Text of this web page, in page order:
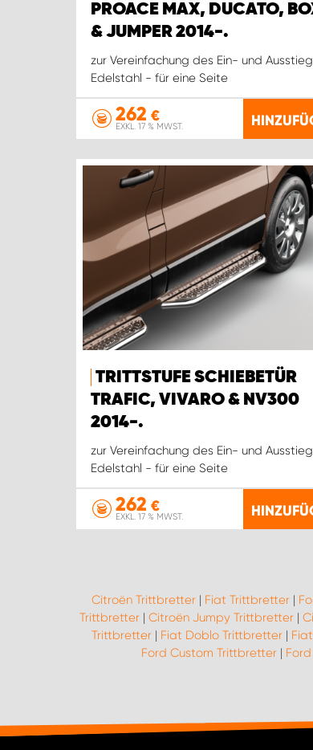
PROACE MAX, DUCATO,
& JUMPER 2014-.
zur Vereinfachung des Ein- und
Edelstahl - für eine Seite
262 €
EXKL. 17 % MWST.
TRITTSTUFE SCHIEBETÜR
TRAFIC, VIVARO & NV300
2014-.
zur Vereinfachung des Ein- und
Edelstahl - für eine Seite
262 €
EXKL. 17 % MWST.
Citroën Trittbretter| Fiat Trittbretter|
Trittbretter | Citroën Jumpy Trittbretter |
Trittbretter| Fiat Doblo Trittbretter|
Ford Custom Trittbretter |